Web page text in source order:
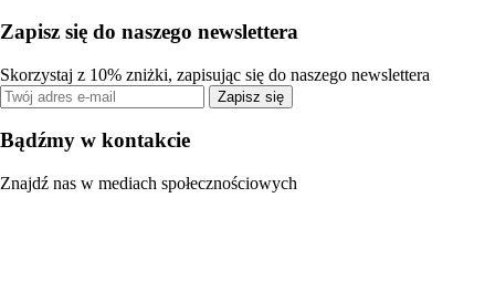
Zapisz się do naszego newslettera
Skorzystaj z 10% zniżki, zapisując się do naszego newslettera
Zapisz się
Bądźmy w kontakcie
Znajdź nas w mediach społecznościowych